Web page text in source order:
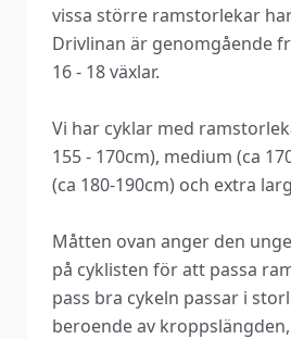
vissa större ramstorlekar
Drivlinan är genomgående
16 - 18 växlar.
Vi har cyklar med
155 - 170cm), medium (ca
(ca 180-190cm) och extra
Måtten ovan anger den
på cyklisten för att passa
pass bra cykeln passar i
beroende av